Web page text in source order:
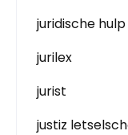
juridische hulp
jurilex
jurist
justiz